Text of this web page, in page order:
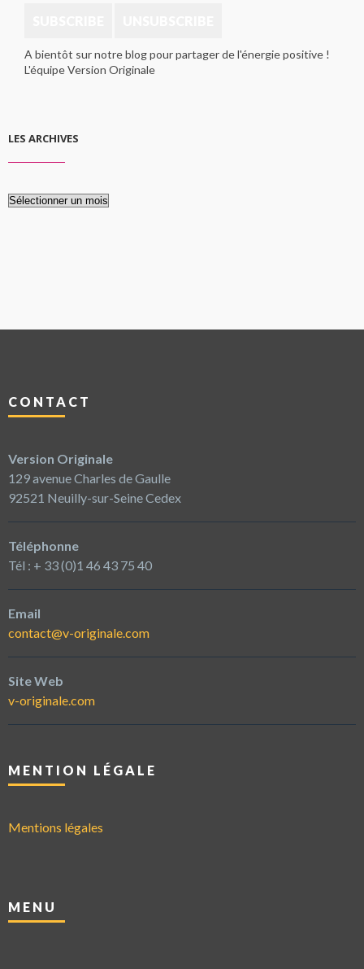
A bientôt sur notre blog pour partager de l'énergie positive !
L'équipe Version Originale
LES ARCHIVES
Les
CONTACT
Version Originale
129 avenue Charles de Gaulle
92521 Neuilly-sur-Seine Cedex
Téléphonne
Tél : + 33 (0)1 46 43 75 40
Email
contact@v-originale.com
Site Web
v-originale.com
MENTION LÉGALE
Mentions légales
MENU